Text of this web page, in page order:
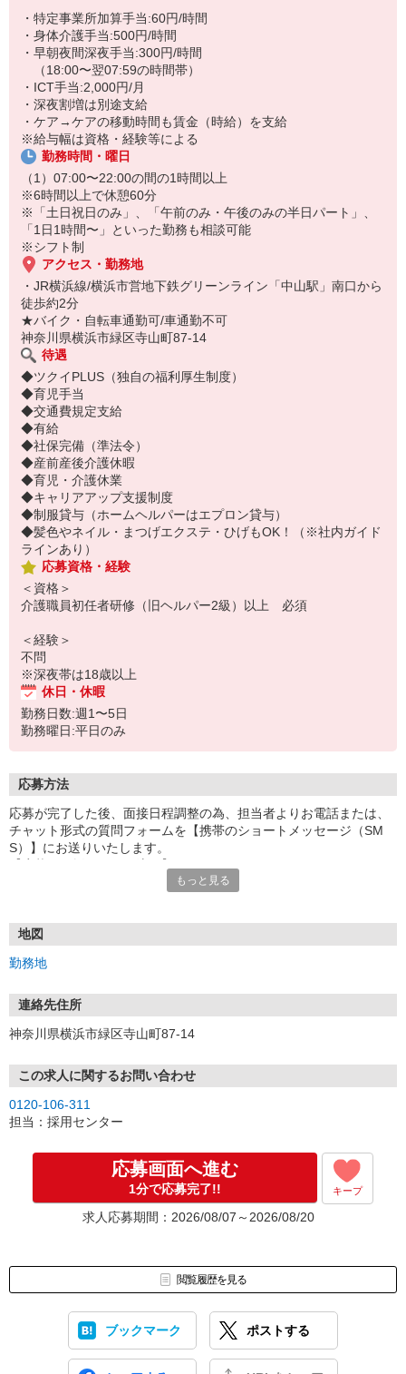
資格を活かし、年齢を気にせず、体が動く限り続けられることも、
訪問介護の働きやすさのメリットです。
・特定事業所加算手当:60円/時間
・身体介護手当:500円/時間
・早朝夜間深夜手当:300円/時間
（18:00〜翌07:59の時間帯）
・ICT手当:2,000円/月
・深夜割増は別途支給
・ケア→ケアの移動時間も賃金（時給）を支給
※給与幅は資格・経験等による
勤務時間・曜日
（1）07:00〜22:00の間の1時間以上
※6時間以上で休憩60分
※「土日祝日のみ」、「午前のみ・午後のみの半日パート」、
「1日1時間〜」といった勤務も相談可能
※シフト制
アクセス・勤務地
・JR横浜線/横浜市営地下鉄グリーンライン「中山駅」南口から
徒歩約2分
★バイク・自転車通勤可/車通勤不可
神奈川県横浜市緑区寺山町87-14
待遇
◆ツクイPLUS（独自の福利厚生制度）
◆育児手当
◆交通費規定支給
◆有給
◆社保完備（準法令）
◆産前産後介護休暇
◆育児・介護休業
◆キャリアアップ支援制度
◆制服貸与（ホームヘルパーはエプロン貸与）
◆髪色やネイル・まつげエクステ・ひげもOK！（※社内ガイド
ラインあり）
応募資格・経験
＜資格＞
介護職員初任者研修（旧ヘルパー2級）以上 必須
＜経験＞
不問
※深夜帯は18歳以上
休日・休暇
勤務日数:週1〜5日
勤務曜日:平日のみ
応募方法
応募が完了した後、面接日程調整の為、担当者よりお電話または、
チャット形式の質問フォームを【携帯のショートメッセージ（SM
S）】にお送りいたします。
1.応募…Webもしくはお電話より応募ください。
※実技試験はドライバーの職種のみとなります。
もっと見る
地図
勤務地
連絡先住所
神奈川県横浜市緑区寺山町87-14
この求人に関するお問い合わせ
0120-106-311
担当：採用センター
応募画面へ進む
1分で応募完了!! キープ
求人応募期間：2026/08/07～2026/08/20
閲覧履歴を見る
ブックマーク ポストする